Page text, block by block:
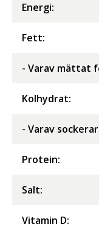
Energi:
Fett:
- Varav mättat
Kolhydrat:
- Varav
Protein:
Salt:
Vitamin D: